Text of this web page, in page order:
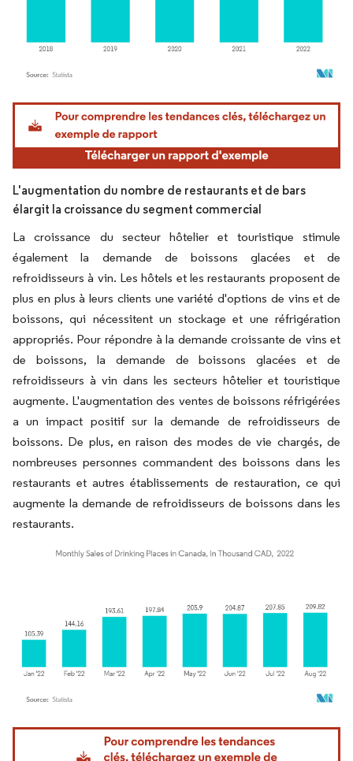
Image © Mordor Intelligence. La réutilisation nécessite une attribution sous CC BY
L'augmentation du nombre de restaurants et de bars
élargit la croissance du segment commercial
La croissance du secteur hôtelier et touristique stimule
également la demande de boissons glacées et de
refroidisseurs à vin. Les hôtels et les restaurants proposent de
plus en plus à leurs clients une variété d'options de vins et de
boissons, qui nécessitent un stockage et une réfrigération
appropriés. Pour répondre à la demande croissante de vins et
de boissons, la demande de boissons glacées et de
refroidisseurs à vin dans les secteurs hôtelier et touristique
augmente. L'augmentation des ventes de boissons réfrigérées
a un impact positif sur la demande de refroidisseurs de
boissons. De plus, en raison des modes de vie chargés, de
nombreuses personnes commandent des boissons dans les
restaurants et autres établissements de restauration, ce qui
augmente la demande de refroidisseurs de boissons dans les
restaurants.
Image © Mordor Intelligence. La réutilisation nécessite une attribution sous CC BY